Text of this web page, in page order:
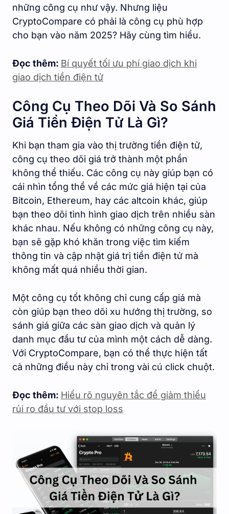
những công cụ như vậy. Nhưng liệu
CryptoCompare có phải là công cụ phù hợp
cho bạn vào năm 2025? Hãy cùng tìm hiểu.
Đọc thêm: Bí quyết tối ưu phí giao dịch khi
giao dịch tiền điện tử
Công Cụ Theo Dõi Và So Sánh
Giá Tiền Điện Tử Là Gì?
Khi bạn tham gia vào thị trường tiền điện tử,
công cụ theo dõi giá trở thành một phần
không thể thiếu. Các công cụ này giúp bạn có
cái nhìn tổng thể về các mức giá hiện tại của
Bitcoin, Ethereum, hay các altcoin khác, giúp
bạn theo dõi tình hình giao dịch trên nhiều sàn
khác nhau. Nếu không có những công cụ này,
bạn sẽ gặp khó khăn trong việc tìm kiếm
thông tin và cập nhật giá trị tiền điện tử mà
không mất quá nhiều thời gian.
Một công cụ tốt không chỉ cung cấp giá mà
còn giúp bạn theo dõi xu hướng thị trường, so
sánh giá giữa các sàn giao dịch và quản lý
danh mục đầu tư của mình một cách dễ dàng.
Với CryptoCompare, bạn có thể thực hiện tất
cả những điều này chỉ trong vài cú click chuột.
Đọc thêm: Hiểu rõ nguyên tắc để giảm thiểu
rủi ro đầu tư với stop loss